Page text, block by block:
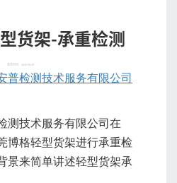
货架-承重检测
发布时间：2020-06-28
普检测技术服务有限公司
测技术服务有限公司在
博格轻型货架进行承重检
景来简单讲述轻型货架承